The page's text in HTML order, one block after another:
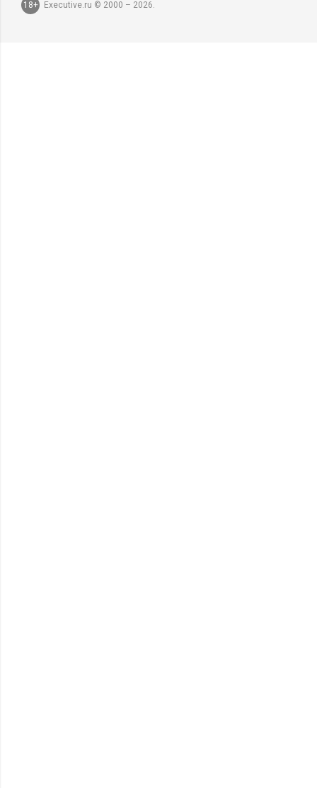
18+ Executive.ru © 2000 – 2026.